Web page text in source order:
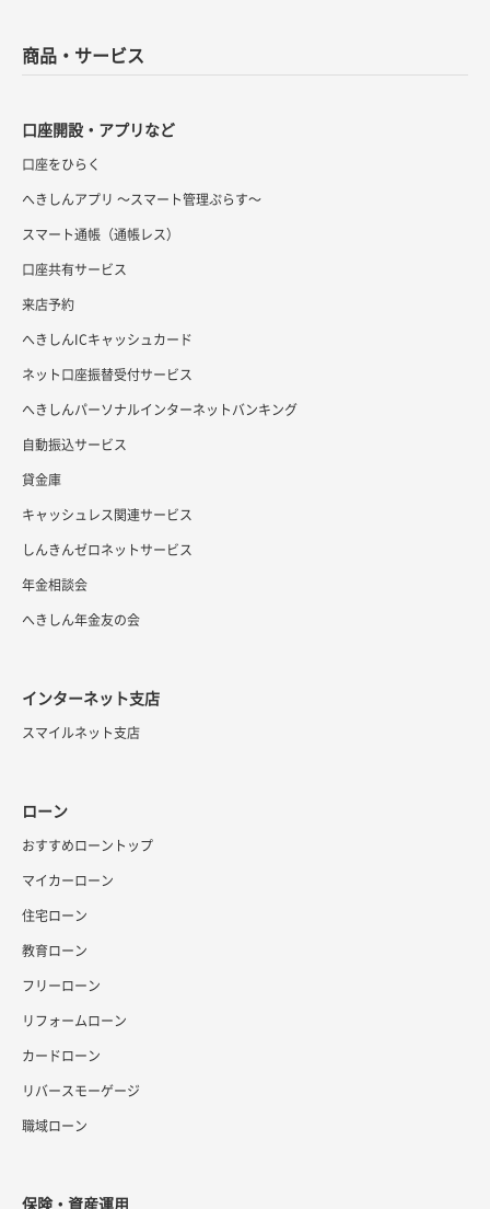
商品・サービス
口座開設・アプリなど
口座をひらく
へきしんアプリ ～スマート管理ぷらす～
スマート通帳（通帳レス）
口座共有サービス
来店予約
へきしんICキャッシュカード
ネット口座振替受付サービス
へきしんパーソナルインターネットバンキング
自動振込サービス
貸金庫
キャッシュレス関連サービス
しんきんゼロネットサービス
年金相談会
へきしん年金友の会
インターネット支店
スマイルネット支店
ローン
おすすめローントップ
マイカーローン
住宅ローン
教育ローン
フリーローン
リフォームローン
カードローン
リバースモーゲージ
職域ローン
保険・資産運用